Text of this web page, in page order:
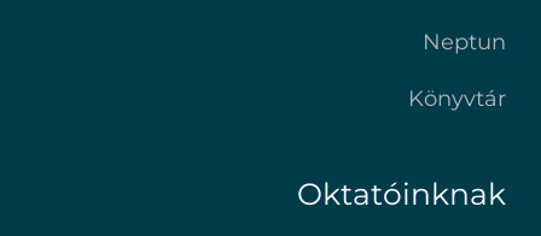
Neptun
Könyvtár
Oktatóinknak